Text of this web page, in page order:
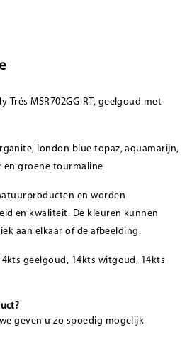
Trés MSR702GG-RT, geelgoud met
london blue topaz, aquamarijn,
en groene tourmaline
en worden
en kwaliteit. De kleuren kunnen
aan elkaar of de afbeelding.
geelgoud, 14kts witgoud, 14kts
geven u zo spoedig mogelijk